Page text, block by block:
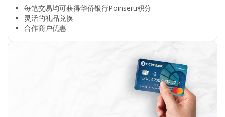
每笔交易均可获得华侨银行Poinseru积分​
灵活的礼品兑换​
合作商户优惠​